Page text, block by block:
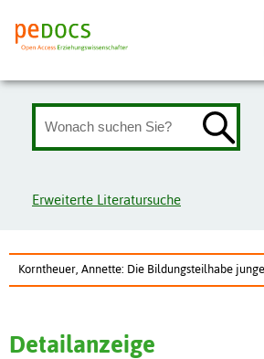
Erweiterte Literatursuche
Korntheuer, Annette: Die Bildungsteilhabe
Detailanzeige